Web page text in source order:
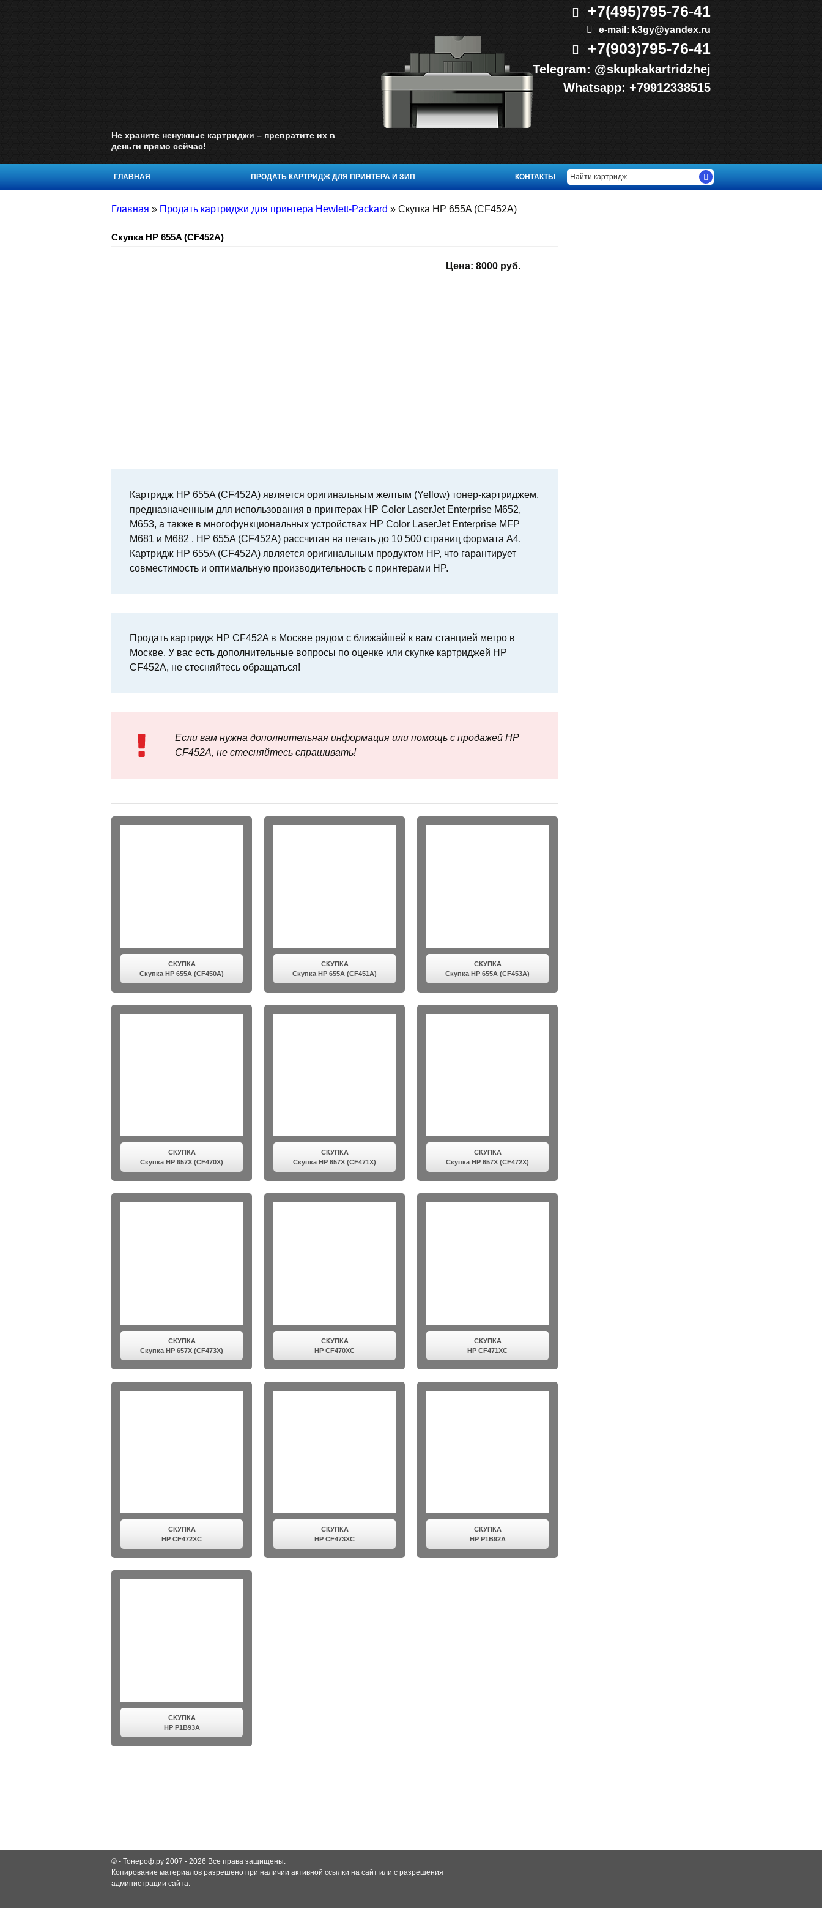
Не храните ненужные картриджи – превратите их в
деньги прямо сейчас!
+7(495)795-76-41
e-mail: k3gy@yandex.ru
+7(903)795-76-41
Telegram: @skupkakartridzhej
Whatsapp: +79912338515
ГЛАВНАЯ ПРОДАТЬ КАРТРИДЖ ДЛЯ ПРИНТЕРА И ЗИП КОНТАКТЫ
Главная » Продать картриджи для принтера Hewlett-Packard » Скупка HP 655A (CF452A)
Скупка HP 655A (CF452A)
Цена:8000 руб.
Картридж HP 655A (CF452A) является оригинальным желтым (Yellow) тонер-картриджем,
предназначенным для использования в принтерах HP Color LaserJet Enterprise M652,
M653, а также в многофункциональных устройствах HP Color LaserJet Enterprise MFP
M681 и M682 . HP 655A (CF452A) рассчитан на печать до 10 500 страниц формата A4.
Картридж HP 655A (CF452A) является оригинальным продуктом HP, что гарантирует
совместимость и оптимальную производительность с принтерами HP.
Продать картридж HP CF452A в Москве рядом с ближайшей к вам станцией метро в
Москве. У вас есть дополнительные вопросы по оценке или скупке картриджей HP
CF452A, не стесняйтесь обращаться!
Если вам нужна дополнительная информация или помощь с продажей HP
CF452A, не стесняйтесь спрашивать!
СКУПКА
Скупка HP 655A (CF450A)
СКУПКА
Скупка HP 655A (CF451A)
СКУПКА
Скупка HP 655A (CF453A)
СКУПКА
Скупка HP 657X (CF470X)
СКУПКА
Скупка HP 657X (CF471X)
СКУПКА
Скупка HP 657X (CF472X)
СКУПКА
Скупка HP 657X (CF473X)
СКУПКА
HP CF470XC
СКУПКА
HP CF471XC
СКУПКА
HP CF472XC
СКУПКА
HP CF473XC
СКУПКА
HP P1B92A
СКУПКА
HP P1B93A
© - Тонероф.ру 2007 - 2026 Все права защищены.
Копирование материалов разрешено при наличии активной ссылки на сайт или с разрешения
администрации сайта.